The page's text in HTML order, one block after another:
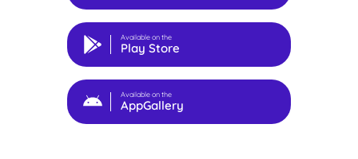
Available on the
Play Store
Available on the
AppGallery